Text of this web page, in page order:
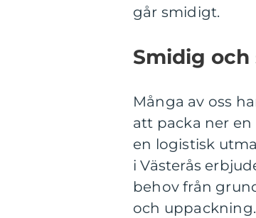
går smidigt.
Smidig
Många av oss
att packa ner
en logistisk
i Västerås
behov från
och uppackning.